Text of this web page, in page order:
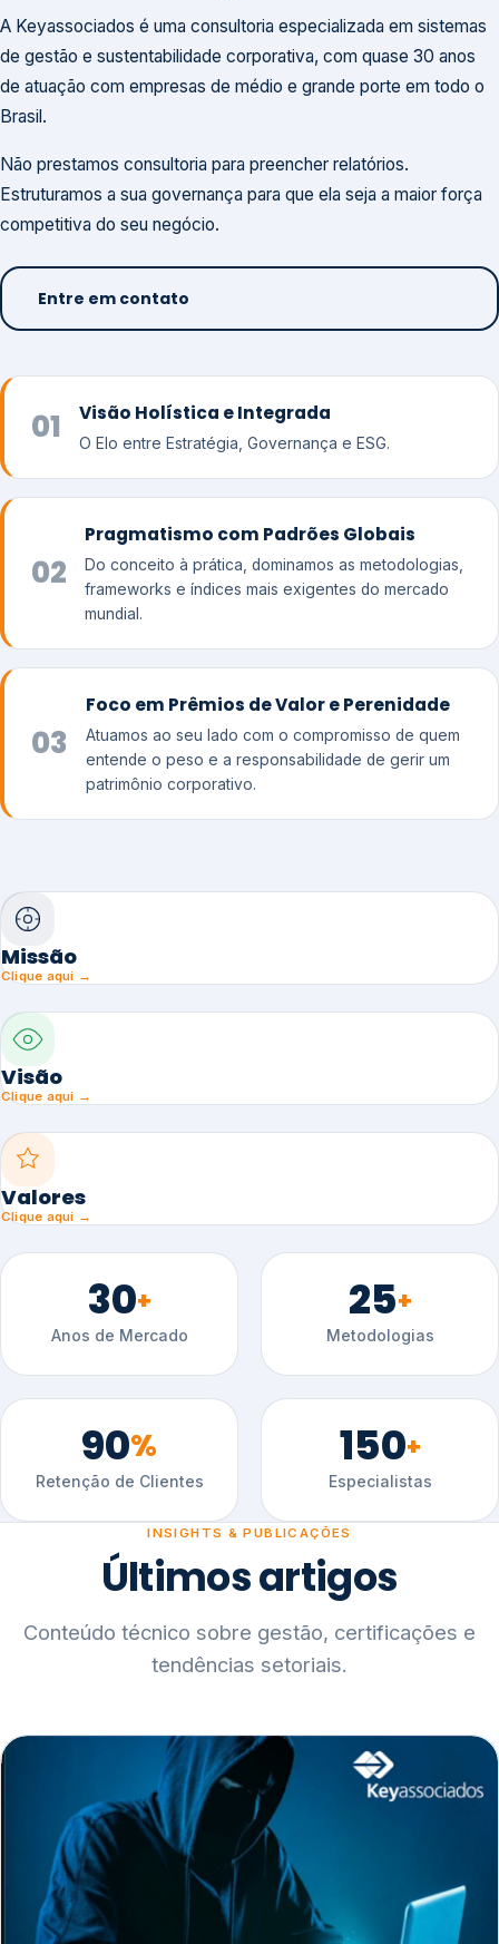
A Keyassociados é uma consultoria especializada em sistemas
de gestão e sustentabilidade corporativa, com quase 30 anos
de atuação com empresas de médio e grande porte em todo o
Brasil.
Não prestamos consultoria para preencher relatórios.
Estruturamos a sua governança para que ela seja a maior força
competitiva do seu negócio.
Entre em contato
01 Visão Holística e Integrada
O Elo entre Estratégia, Governança e ESG.
02
Pragmatismo com Padrões Globais
Do conceito à prática, dominamos as metodologias,
frameworks e índices mais exigentes do mercado
mundial.
03
Foco em Prêmios de Valor e Perenidade
Atuamos ao seu lado com o compromisso de quem
entende o peso e a responsabilidade de gerir um
patrimônio corporativo.
Missão
Clique aqui →
Visão
Clique aqui →
Valores
Clique aqui →
30+
Anos de Mercado
25+
Metodologias
90%
Retenção de Clientes
150+
Especialistas
INSIGHTS & PUBLICAÇÕES
Últimos artigos
Conteúdo técnico sobre gestão, certificações e
tendências setoriais.